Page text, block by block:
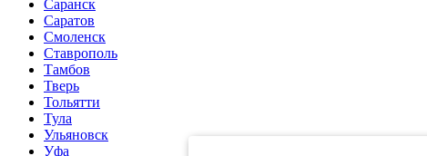
Саранск
Саратов
Смоленск
Ставрополь
Тамбов
Тверь
Тольятти
Тула
Ульяновск
Уфа